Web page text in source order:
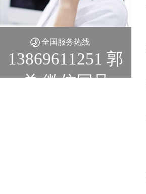
全国服务热线
13869611251 郭
总 微信同号